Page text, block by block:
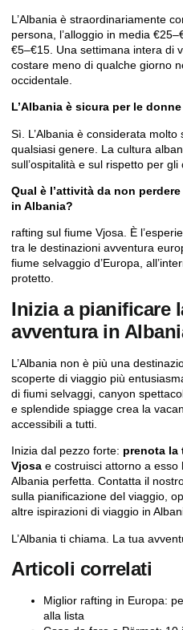
L’Albania è straordinariamente
persona, l’alloggio in media
€5–€15. Una settimana intera di
costare meno di qualche giorno
occidentale.
L’Albania è sicura per le
Sì. L’Albania è considerata
qualsiasi genere. La cultura
sull’ospitalità e sul rispetto per gli
Qual è l’attività da non
in Albania?
rafting sul fiume Vjosa. È
tra le destinazioni avventura
fiume selvaggio d’Europa,
protetto.
Inizia a pianificare
avventura in
L’Albania non è più una
scoperte di viaggio più
di fiumi selvaggi, canyon
e splendide spiagge crea la
accessibili a tutti.
Inizia dal pezzo forte: prenota la
Vjosa e costruisci attorno a esso
Albania perfetta. Contatta il
sulla pianificazione del viaggio,
altre ispirazioni di viaggio in
L’Albania ti chiama. La tua
Articoli correlati
Miglior rafting in Europa:
alla lista